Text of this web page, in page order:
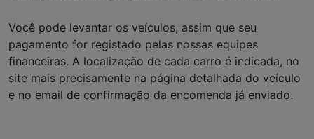
Você pode levantar os veículos, assim que seu
pagamento for registado pelas nossas equipes
financeiras. A localização de cada carro é indicada, no
site mais precisamente na página detalhada do veículo
e no email de confirmação da encomenda já enviado.